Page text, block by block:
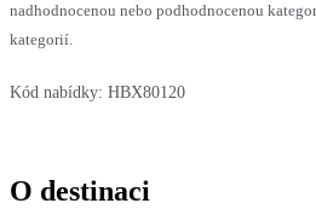
nadhodnocenou nebo podhodnocenou
kategorií.
Kód nabídky: HBX80120
O destinaci